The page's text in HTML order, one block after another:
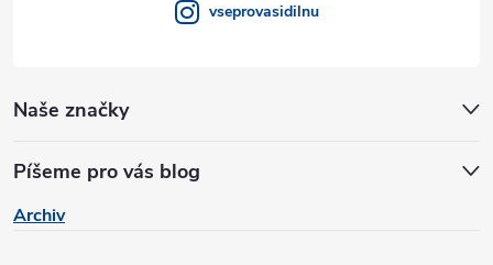
Naše značky
Píšeme pro vás blog
Archiv
vseprovasidilnu